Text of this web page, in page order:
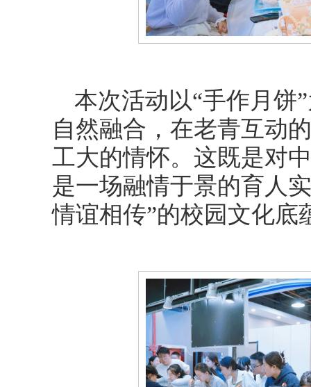
本次活动以“手作月饼
自然融合，在老青互动
工大的情怀。这既是对
是一场融情于景的育人
情谊相传”的校园文化底